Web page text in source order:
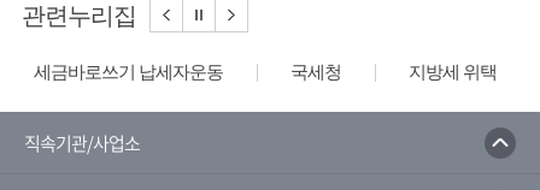
관련누리집
세금바로쓰기 납세자운동 국세청 지방세 위택스
직속기관/사업소